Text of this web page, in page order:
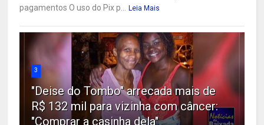
pagamentos O uso do Pix p...
Leia Mais
3
"Deise do Tombo" arrecada mais de
R$ 132 mil para vizinha com câncer:
"Comprar a casinha dela"